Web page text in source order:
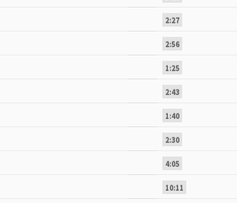
2:27
2:56
1:25
2:43
1:40
2:30
4:05
10:11